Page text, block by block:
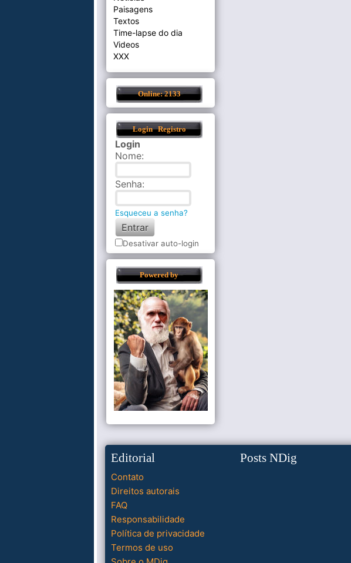
Paisagens
Textos
Time-lapse do dia
Videos
XXX
Online: 2133
Login Registro
Login
Nome:
Senha:
Esqueceu a senha?
Desativar auto-login
Powered by
Editorial
Contato
Direitos autorais
FAQ
Responsabilidade
Política de privacidade
Termos de uso
Posts NDig